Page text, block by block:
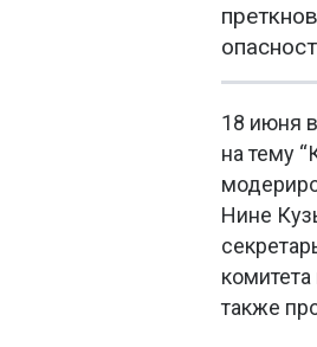
18 июня
на тему
Нине
также